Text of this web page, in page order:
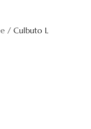
/ Culbuto L